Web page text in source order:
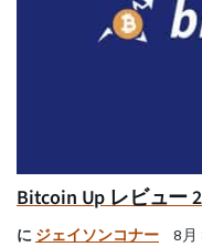
Bitcoin Up レビュー
に ジェイソンコナー 8月